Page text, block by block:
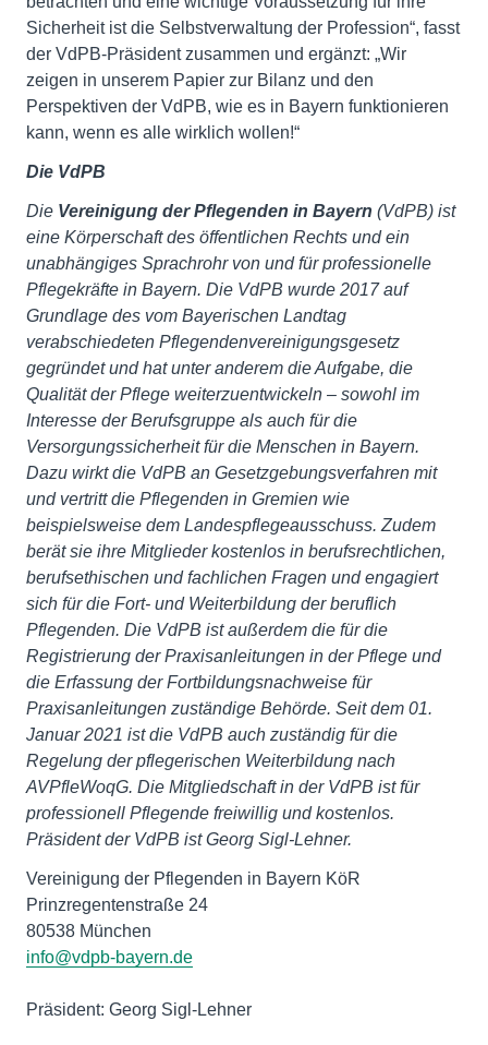
Sicherheit ist die Selbstverwaltung der Profession“, fasst
der VdPB-Präsident zusammen und ergänzt: „Wir
zeigen in unserem Papier zur Bilanz und den
Perspektiven der VdPB, wie es in Bayern funktionieren
kann, wenn es alle wirklich wollen!“
Die VdPB
Die Vereinigung der Pflegenden in Bayern (VdPB) ist
eine Körperschaft des öffentlichen Rechts und ein
unabhängiges Sprachrohr von und für professionelle
Pflegekräfte in Bayern. Die VdPB wurde 2017 auf
Grundlage des vom Bayerischen Landtag
verabschiedeten Pflegendenvereinigungsgesetz
gegründet und hat unter anderem die Aufgabe, die
Qualität der Pflege weiterzuentwickeln – sowohl im
Interesse der Berufsgruppe als auch für die
Versorgungssicherheit für die Menschen in Bayern.
Dazu wirkt die VdPB an Gesetzgebungsverfahren mit
und vertritt die Pflegenden in Gremien wie
beispielsweise dem Landespflegeausschuss. Zudem
berät sie ihre Mitglieder kostenlos in berufsrechtlichen,
berufsethischen und fachlichen Fragen und engagiert
sich für die Fort- und Weiterbildung der beruflich
Pflegenden. Die VdPB ist außerdem die für die
Registrierung der Praxisanleitungen in der Pflege und
die Erfassung der Fortbildungsnachweise für
Praxisanleitungen zuständige Behörde. Seit dem 01.
Januar 2021 ist die VdPB auch zuständig für die
Regelung der pflegerischen Weiterbildung nach
AVPfleWoqG. Die Mitgliedschaft in der VdPB ist für
professionell Pflegende freiwillig und kostenlos.
Präsident der VdPB ist Georg Sigl-Lehner.
Vereinigung der Pflegenden in Bayern KöR
Prinzregentenstraße 24
info@vdpb-bayern.de
Präsident: Georg Sigl-Lehner